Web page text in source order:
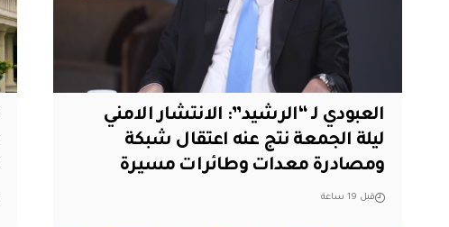
العبودي لـ “الرشيد”: الانتشار الامني
ليلة الجمعة نتج عنه اعتقال شبكة
ومصادرة معدات وطائرات مسيرة
قبل 19 ساعة